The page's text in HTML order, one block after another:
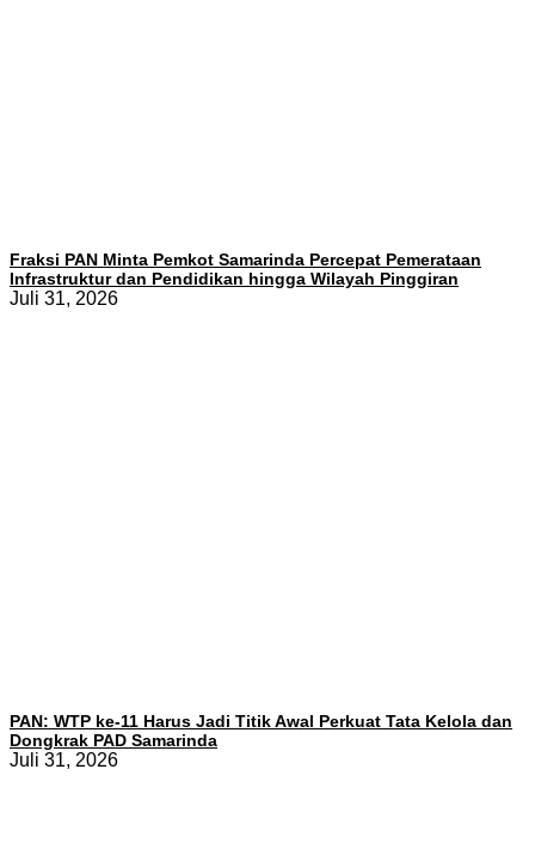
Fraksi PAN Minta Pemkot Samarinda Percepat Pemerataan
Infrastruktur dan Pendidikan hingga Wilayah Pinggiran
Juli 31, 2026
PAN: WTP ke-11 Harus Jadi Titik Awal Perkuat Tata Kelola dan
Dongkrak PAD Samarinda
Juli 31, 2026